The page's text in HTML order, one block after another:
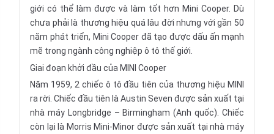
giới có thể làm được và làm tốt hơn Mini Cooper. Dù
chưa phải là thương hiệu quá lâu đời nhưng với gần 50
năm phát triển, Mini Cooper đã tạo được dấu ấn mạnh
mẽ trong ngành công nghiệp ô tô thế giới.
Giai đoạn khởi đầu của MINI Cooper
Năm 1959, 2 chiếc ô tô đầu tiên của thương hiệu MINI
ra rời. Chiếc đầu tiên là Austin Seven được sản xuất tại
nhà máy Longbridge – Birmingham (Anh quốc). Chiếc
còn lại là Morris Mini-Minor được sản xuất tại nhà máy